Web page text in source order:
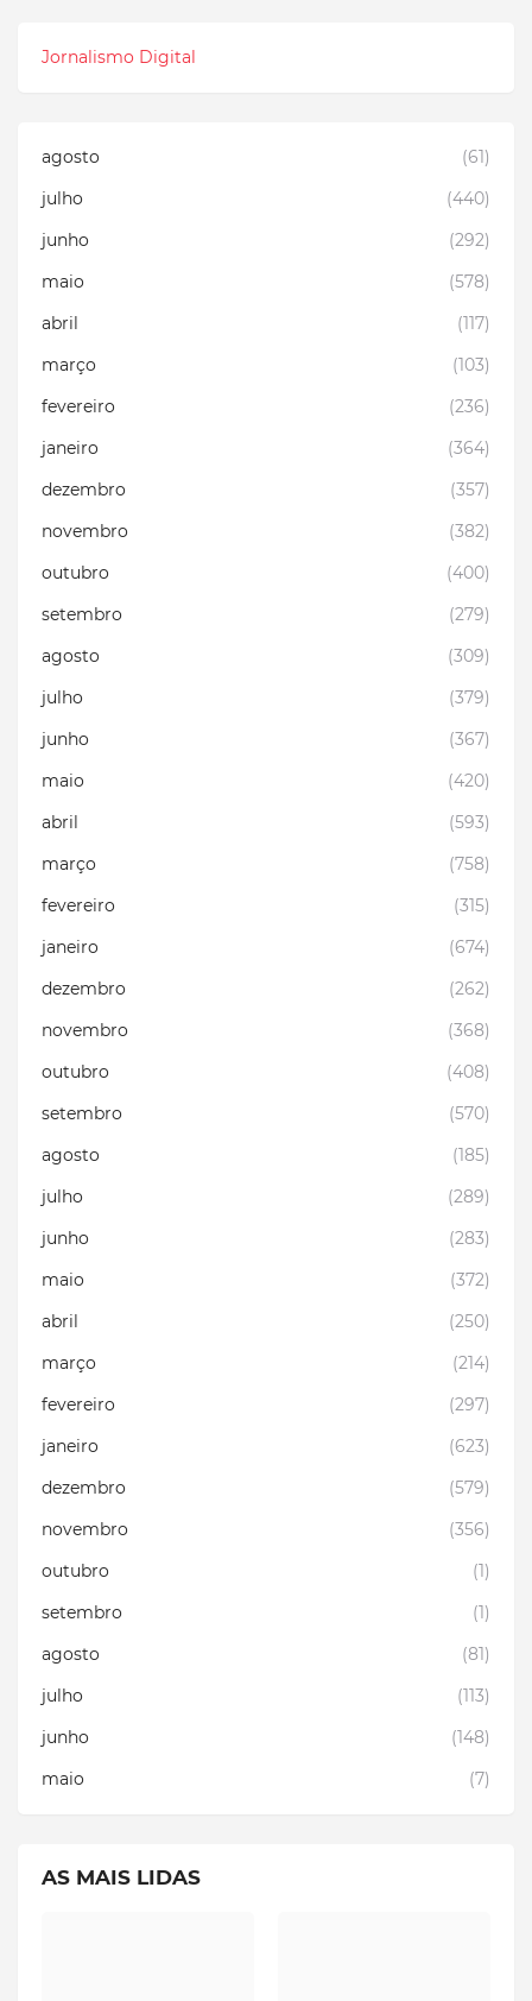
Jornalismo Digital
agosto
(61)
julho
(440)
junho
(292)
maio
(578)
abril
(117)
março
(103)
fevereiro
(236)
janeiro
(364)
dezembro
(357)
novembro
(382)
outubro
(400)
setembro
(279)
agosto
(309)
julho
(379)
junho
(367)
maio
(420)
abril
(593)
março
(758)
fevereiro
(315)
janeiro
(674)
dezembro
(262)
novembro
(368)
outubro
(408)
setembro
(570)
agosto
(185)
julho
(289)
junho
(283)
maio
(372)
abril
(250)
março
(214)
fevereiro
(297)
janeiro
(623)
dezembro
(579)
novembro
(356)
outubro
(1)
setembro
(1)
agosto
(81)
julho
(113)
junho
(148)
maio
(7)
AS MAIS LIDAS